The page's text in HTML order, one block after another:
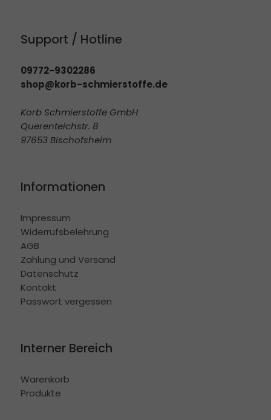
Support / Hotline
09772-9302286
shop@korb-schmierstoffe.de
Korb Schmierstoffe GmbH
Querenteichstr. 8
97653 Bischofsheim
Informationen
Impressum
Widerrufsbelehrung
AGB
Zahlung und Versand
Datenschutz
Kontakt
Passwort vergessen
Interner Bereich
Warenkorb
Produkte